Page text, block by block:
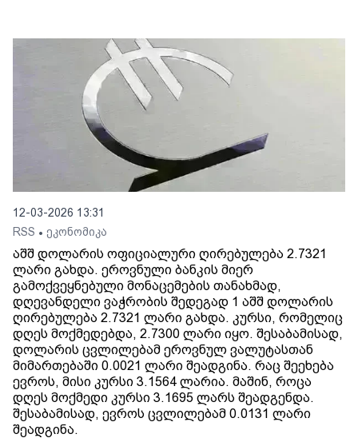
12-03-2026 13:31
RSS • ეკონომიკა
აშშ დოლარის ოფიციალური ღირებულება 2.7321
ლარი გახდა. ეროვნული ბანკის მიერ
გამოქვეყნებული მონაცემების თანახმად,
დღევანდელი ვაჭრობის შედეგად 1 აშშ დოლარის
ღირებულება 2.7321 ლარი გახდა. კურსი, რომელიც
დღეს მოქმედებდა, 2.7300 ლარი იყო. შესაბამისად,
დოლარის ცვლილებამ ეროვნულ ვალუტასთან
მიმართებაში 0.0021 ლარი შეადგინა. რაც შეეხება
ევროს, მისი კურსი 3.1564 ლარია. მაშინ, როცა
დღეს მოქმედი კურსი 3.1695 ლარს შეადგენდა.
შესაბამისად, ევროს ცვლილებამ 0.0131 ლარი
შეადგინა.